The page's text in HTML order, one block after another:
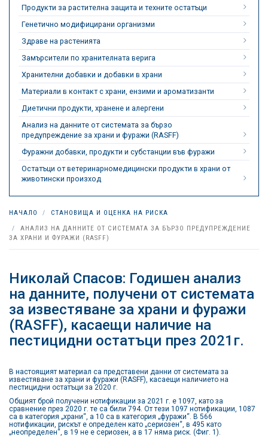
Продукти за растителна защита и техните остатъци
Генетично модифицирани организми
Здраве на растенията
Замърсители по хранителната верига
Хранителни добавки и добавки в храни
Материали в контакт с храни, ензими и ароматизанти
Диетични продукти, хранене и алергени
Анализ на данните от системата за бързо
предупреждение за храни и фуражи (RASFF)
Фуражни добавки, продукти и субстанции във фуражи
Остатъци от ветеринарномедицински продукти в храни от
животински произход
НАЧАЛО
СТАНОВИЩА И ОЦЕНКА НА РИСКА
АНАЛИЗ НА ДАННИТЕ ОТ СИСТЕМАТА ЗА БЪРЗО ПРЕДУПРЕЖДЕНИЕ
ЗА ХРАНИ И ФУРАЖИ (RASFF)
Николай Спасов: Годишен анализ
на данните, получени от системата
за известяване за храни и фуражи
(RASFF), касаещи наличие на
пестицидни остатъци през 2021г.
В настоящият материал са представени данни от системата за
известяване за храни и фуражи (RASFF), касаещи наличието на
пестицидни остатъци за 2020 г.
Общият брой получени нотификации за 2021 г. е 1097, като за
сравнение през 2020 г. те са били 794. От тези 1097 нотификации, 1087
са в категория „храни“, а 10 са в категория „фуражи“. В 566
нотификации, рискът е определен като „сериозен“, в 495 като
„неопределен“, в 19 не е сериозен, а в 17 няма риск. (Фиг. 1).